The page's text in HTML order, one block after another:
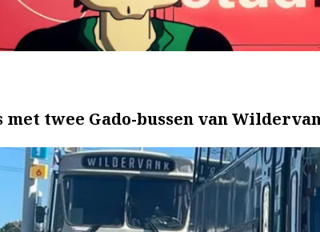
met twee Gado-bussen van